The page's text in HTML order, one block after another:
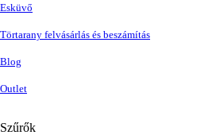
Esküvő
Törtarany felvásárlás és beszámítás
Blog
Outlet
Szűrők